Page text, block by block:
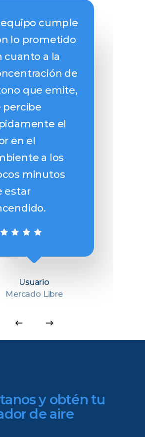
equipo cumple
lo prometido
cuanto a la
de
que emite,
percibe
el
en el
a los
minutos
estar
Usuario
Mercado Libre
y obtén tu
de aire